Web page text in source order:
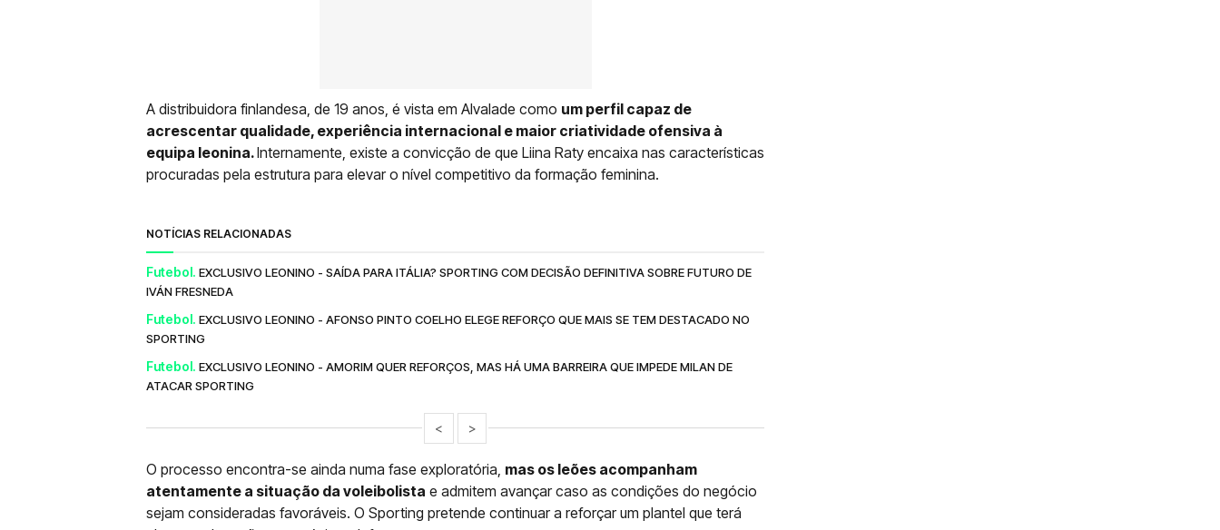
A distribuidora finlandesa, de 19 anos, é vista em Alvalade como um perfil capaz de
acrescentar qualidade, experiência internacional e maior criatividade ofensiva à
equipa leonina.Internamente, existe a convicção de que Liina Raty encaixa nas características
procuradas pela estrutura para elevar o nível competitivo da formação feminina.
NOTÍCIAS RELACIONADAS
Futebol. EXCLUSIVO LEONINO - SAÍDA PARA ITÁLIA? SPORTING COM DECISÃO DEFINITIVA SOBRE FUTURO DE
IVÁN FRESNEDA
Futebol. EXCLUSIVO LEONINO - AFONSO PINTO COELHO ELEGE REFORÇO QUE MAIS SE TEM DESTACADO NO
SPORTING
Futebol. EXCLUSIVO LEONINO - AMORIM QUER REFORÇOS, MAS HÁ UMA BARREIRA QUE IMPEDE MILAN DE
ATACAR SPORTING
< >
O processo encontra-se ainda numa fase exploratória, mas os leões acompanham
atentamente a situação da voleibolista e admitem avançar caso as condições do negócio
sejam consideradas favoráveis. O Sporting pretende continuar a reforçar um plantel que terá